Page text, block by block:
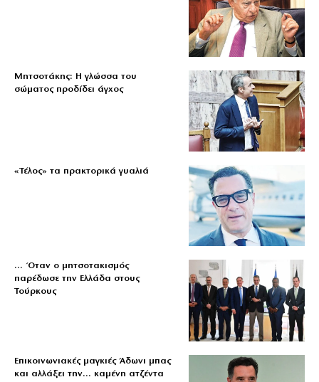
Μητσοτάκης: Η γλώσσα του
σώματος προδίδει άγχος
«Τέλος» τα πρακτορικά γυαλιά
… Όταν ο μητσοτακισμός
παρέδωσε την Ελλάδα στους
Τούρκους
Επικοινωνιακές μαγκιές Άδωνι μπας
και αλλάξει την… καμένη ατζέντα